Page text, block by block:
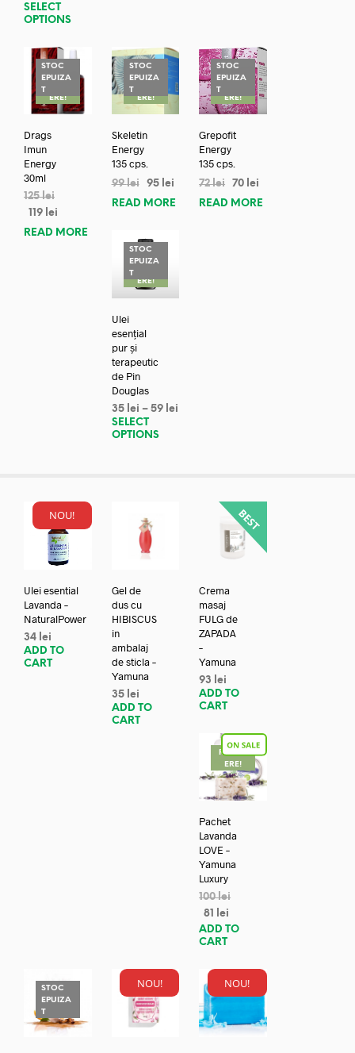
SELECT
OPTIONS
STOC
EPUIZA
TREDUC
ERE!
Drags
Imun
Energy
30ml
125lei
119 lei
READ MORE
STOC
EPUIZA
TREDUC
ERE!
Skeletin
Energy
135 cps.
99lei 95 lei
READ MORE
STOC
EPUIZA
TREDUC
ERE!
Grepofit
Energy
135 cps.
72lei 70 lei
READ MORE
STOC
EPUIZA
TREDUC
ERE!
Ulei
esențial
pur și
terapeutic
de Pin
Douglas
35 lei – 59 lei
SELECT
OPTIONS
NOU!
Ulei esential
Lavanda –
NaturalPower
34 lei
ADD TO
CART
Gel de
dus cu
HIBISCUS
in
ambalaj
de sticla –
Yamuna
35 lei
ADD TO
CART
Crema
masaj
FULG de
ZAPADA
–
Yamuna
93
lei
ADD TO
CART
REDUC
ERE!
Pachet
Lavanda
LOVE –
Yamuna
Luxury
100lei
81
lei
ADD TO
CART
STOC
EPUIZA
T
NOU! NOU!